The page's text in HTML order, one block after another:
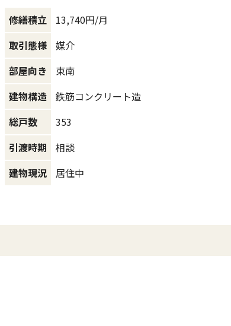
修繕積立
13,740円/月
取引態様
媒介
部屋向き
東南
建物構造
鉄筋コンクリート造
総戸数
353
引渡時期
相談
建物現況
居住中